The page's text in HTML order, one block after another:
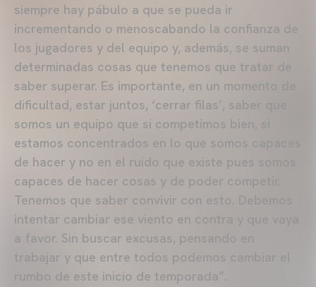
siempre hay pábulo a que se pueda ir
incrementando o menoscabando la confianza de
los jugadores y del equipo y, además, se suman
determinadas cosas que tenemos que tratar de
saber superar. Es importante, en un momento de
dificultad, estar juntos, ‘cerrar filas’, saber que
somos un equipo que si competimos bien, si
estamos concentrados en lo que somos capaces
de hacer y no en el ruido que existe pues somos
capaces de hacer cosas y de poder competir.
Tenemos que saber convivir con esto. Debemos
intentar cambiar ese viento en contra y que vaya
a favor. Sin buscar excusas, pensando en
trabajar y que entre todos podemos cambiar el
rumbo de este inicio de temporada”.